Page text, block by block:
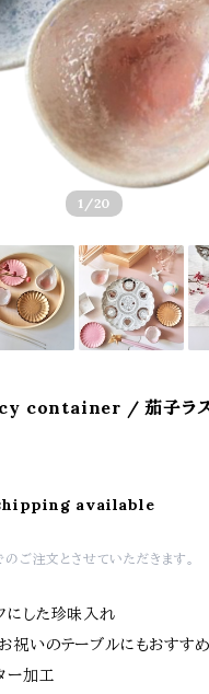
1 /20
container / 茄子ラス
available
ご注文とさせていただきます。
にした珍味入れ
祝いのテーブルにもおすすめ
ー加工